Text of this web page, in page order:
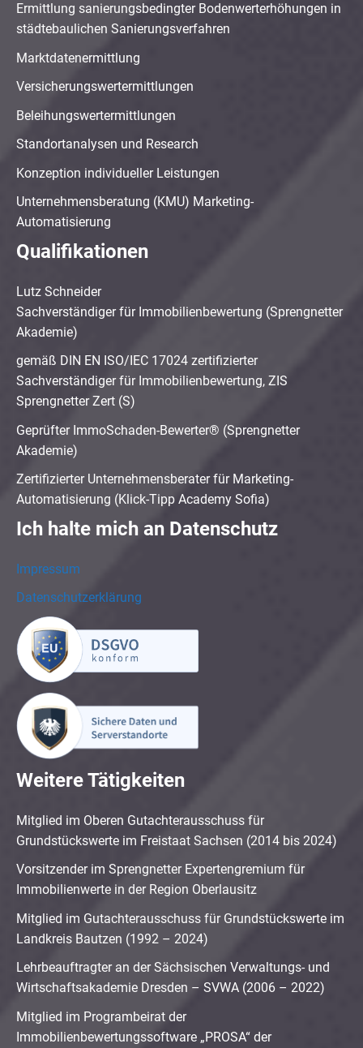
Ermittlung sanierungsbedingter Bodenwerterhöhungen in
städtebaulichen Sanierungsverfahren
Marktdatenermittlung
Versicherungswertermittlungen
Beleihungswertermittlungen
Standortanalysen und Research
Konzeption individueller Leistungen
Unternehmensberatung (KMU) Marketing-
Automatisierung
Qualifikationen
Lutz Schneider
Sachverständiger für Immobilienbewertung (Sprengnetter
Akademie)
gemäß DIN EN ISO/IEC 17024 zertifizierter
Sachverständiger für Immobilienbewertung, ZIS
Sprengnetter Zert (S)
Geprüfter ImmoSchaden-Bewerter® (Sprengnetter
Akademie)
Zertifizierter Unternehmensberater für Marketing-
Automatisierung (Klick-Tipp Academy Sofia)
Ich halte mich an Datenschutz
Impressum
Datenschutzerklärung
Weitere Tätigkeiten
Mitglied im Oberen Gutachterausschuss für
Grundstückswerte im Freistaat Sachsen (2014 bis 2024)
Vorsitzender im Sprengnetter Expertengremium für
Immobilienwerte in der Region Oberlausitz
Mitglied im Gutachterausschuss für Grundstückswerte im
Landkreis Bautzen (1992 – 2024)
Lehrbeauftragter an der Sächsischen Verwaltungs- und
Wirtschaftsakademie Dresden – SVWA (2006 – 2022)
Mitglied im Programbeirat der
Immobilienbewertungssoftware „PROSA“ der